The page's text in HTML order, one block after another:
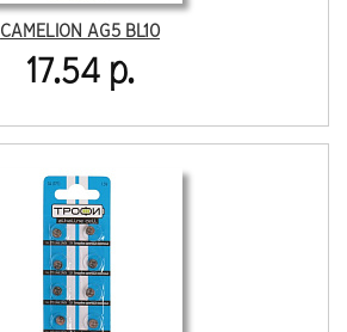
CAMELION AG5 BL10
17.54 р.